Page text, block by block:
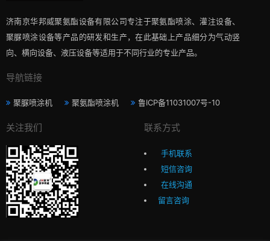
济南京华邦威聚氨酯设备有限公司专注于聚氨酯喷涂、灌注设备、
聚脲喷涂设备等产品的研发和生产，在此基础上产品细分为气动竖
向、横向设备、液压设备等适用于不同行业的专业产品。
导航链接
聚脲喷涂机 聚氨酯喷涂机 鲁ICP备11031007号-10
关注我们 联系方式
手机联系
短信咨询
在线沟通
留言咨询